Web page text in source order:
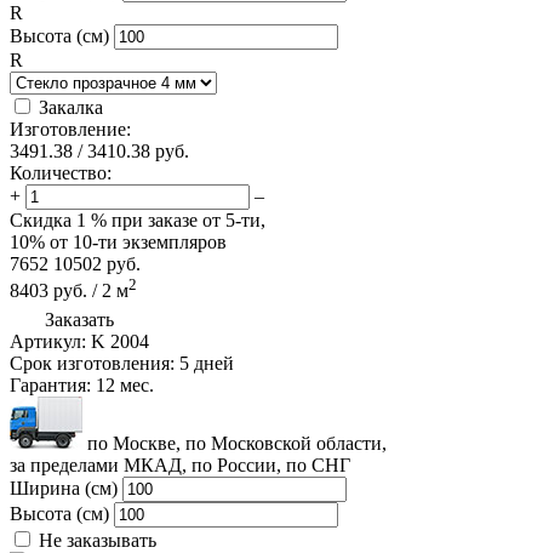
R
Высота (см)
R
Закалка
Изготовление:
3491.38 /3410.38 руб.
Количество:
+
–
Скидка 1 % при заказе от 5-ти,
10% от 10-ти экземпляров
7652 10502 руб.
8403 руб. / 2 м2
Заказать
Артикул: K 2004
Срок изготовления: 5 дней
Гарантия: 12 мес.
по Москве, по Московской области,
за пределами МКАД, по России, по СНГ
Ширина (см)
Высота (см)
Не заказывать